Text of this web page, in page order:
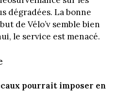
dégradées. La bonne
de Vélo’v semble bien
le service est menacé.
pourrait imposer en